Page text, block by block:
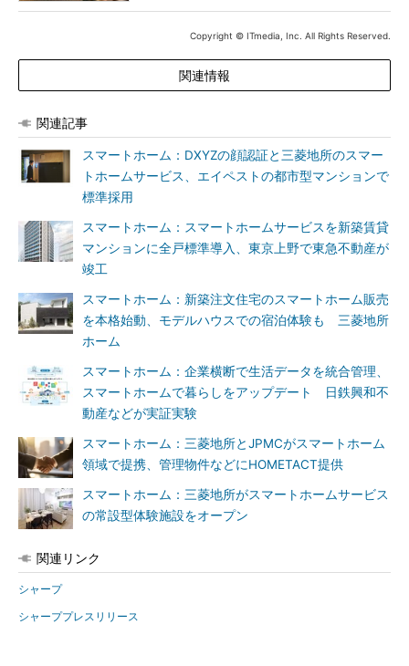
Copyright © ITmedia, Inc. All Rights Reserved.
関連情報
関連記事
スマートホーム：DXYZの顔認証と三菱地所のスマー
トホームサービス、エイペストの都市型マンションで
標準採用
スマートホーム：スマートホームサービスを新築賃貸
マンションに全戸標準導入、東京上野で東急不動産が
竣工
スマートホーム：新築注文住宅のスマートホーム販売
を本格始動、モデルハウスでの宿泊体験も 三菱地所
ホーム
スマートホーム：企業横断で生活データを統合管理、
スマートホームで暮らしをアップデート 日鉄興和不
動産などが実証実験
スマートホーム：三菱地所とJPMCがスマートホーム
領域で提携、管理物件などにHOMETACT提供
スマートホーム：三菱地所がスマートホームサービス
の常設型体験施設をオープン
関連リンク
シャープ
シャーププレスリリース